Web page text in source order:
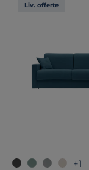
Liv. offerte
+1